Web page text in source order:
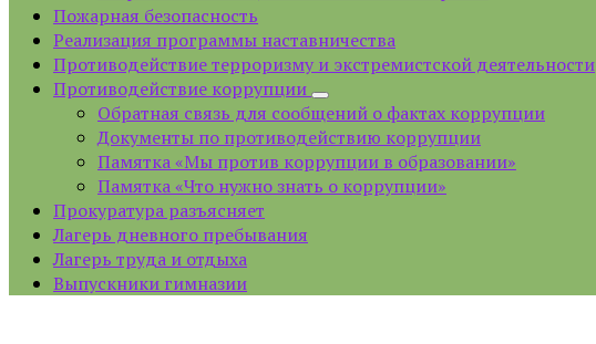
Пожарная безопасность
Реализация программы наставничества
Противодействие терроризму и экстремистской деятельности
Противодействие коррупции
Обратная связь для сообщений о фактах коррупции
Документы по противодействию коррупции
Памятка «Мы против коррупции в образовании»
Памятка «Что нужно знать о коррупции»
Прокуратура разъясняет
Лагерь дневного пребывания
Лагерь труда и отдыха
Выпускники гимназии